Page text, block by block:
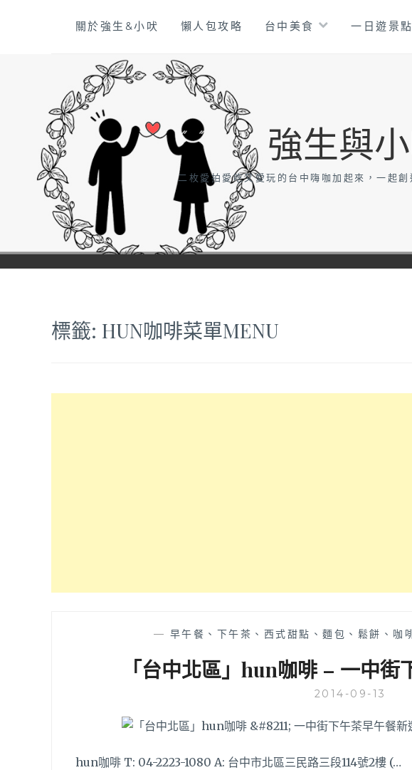
關於強生&小吠 懶人包攻略 台中美食 一日遊景點
強生與
二枚愛拍愛吃又愛玩的台中嗨咖加起來，一起
標籤: HUN咖啡菜單MENU
— 早午餐、下午茶、西式甜點、麵包、鬆餅、咖
「台中北區」hun咖啡 – 一中
2014-09-13
hun咖啡 T: 04-2223-1080 A: 台中市北區三民路三段114號2樓 (…